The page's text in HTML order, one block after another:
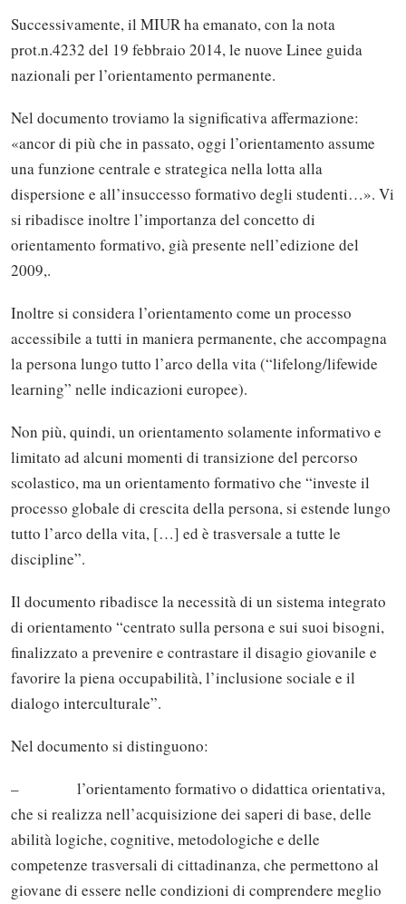
Successivamente, il MIUR ha emanato, con la nota
prot.n.4232 del 19 febbraio 2014, le nuove Linee guida
nazionali per l’orientamento permanente.
Nel documento troviamo la significativa affermazione:
«ancor di più che in passato, oggi l’orientamento assume
una funzione centrale e strategica nella lotta alla
dispersione e all’insuccesso formativo degli studenti…». Vi
si ribadisce inoltre l’importanza del concetto di
orientamento formativo, già presente nell’edizione del
2009,.
Inoltre si considera l’orientamento come un processo
accessibile a tutti in maniera permanente, che accompagna
la persona lungo tutto l’arco della vita (“lifelong/lifewide
learning” nelle indicazioni europee).
Non più, quindi, un orientamento solamente informativo e
limitato ad alcuni momenti di transizione del percorso
scolastico, ma un orientamento formativo che “investe il
processo globale di crescita della persona, si estende lungo
tutto l’arco della vita, […] ed è trasversale a tutte le
discipline”.
Il documento ribadisce la necessità di un sistema integrato
di orientamento “centrato sulla persona e sui suoi bisogni,
finalizzato a prevenire e contrastare il disagio giovanile e
favorire la piena occupabilità, l’inclusione sociale e il
dialogo interculturale”.
Nel documento si distinguono:
– l’orientamento formativo o didattica orientativa,
che si realizza nell’acquisizione dei saperi di base, delle
abilità logiche, cognitive, metodologiche e delle
competenze trasversali di cittadinanza, che permettono al
giovane di essere nelle condizioni di comprendere meglio